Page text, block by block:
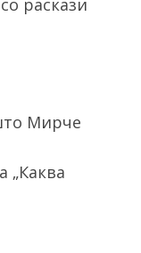
раскази
Мирче
„Каква